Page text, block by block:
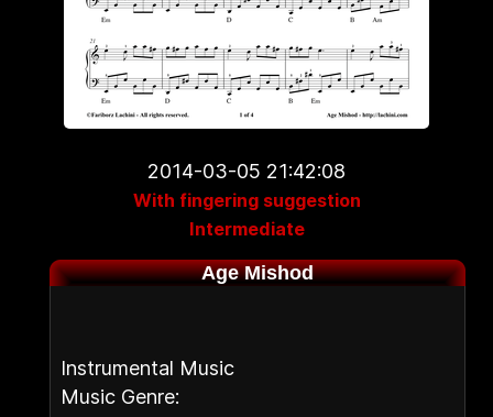
2014-03-05 21:42:08
With fingering suggestion
Intermediate
Age Mishod
Instrumental Music
Music Genre: